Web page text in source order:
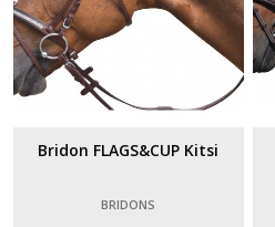
Bridon FLAGS&CUP Kitsi
BRIDONS